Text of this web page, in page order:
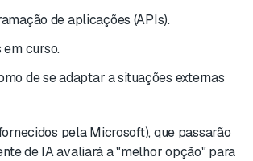
de aplicações (APIs).
curso.
de se adaptar a situações externas
pela Microsoft), que passarão
de IA avaliará a "melhor opção" para